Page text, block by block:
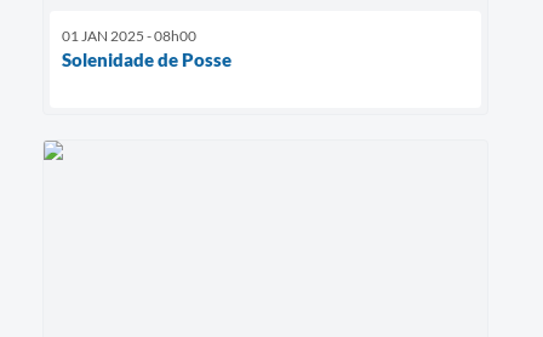
01 JAN 2025 - 08h00
Solenidade de Posse